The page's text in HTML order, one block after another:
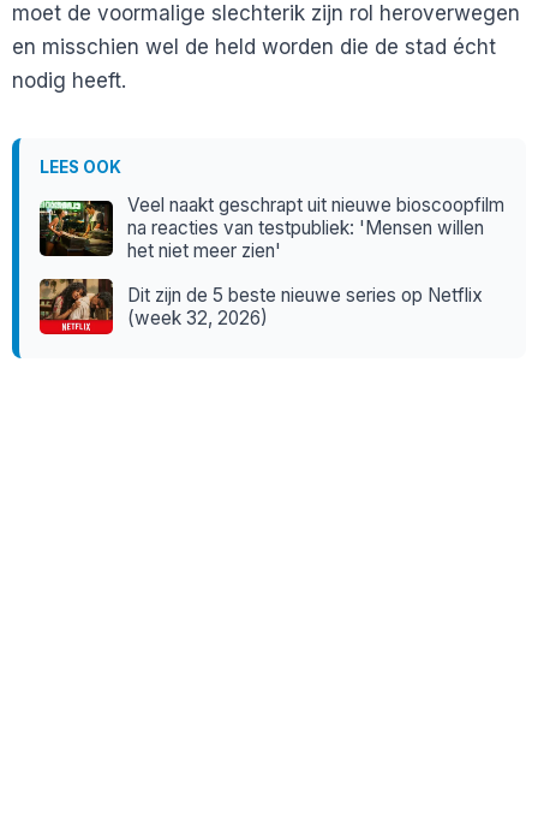
moet de voormalige slechterik zijn rol heroverwegen
en misschien wel de held worden die de stad écht
nodig heeft.
LEES OOK
Veel naakt geschrapt uit nieuwe bioscoopfilm
na reacties van testpubliek: 'Mensen willen
het niet meer zien'
Dit zijn de 5 beste nieuwe series op Netflix
(week 32, 2026)